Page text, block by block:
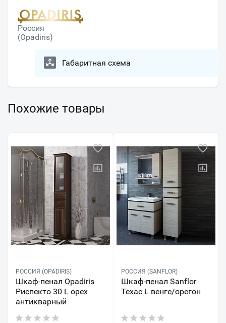
Россия
(Opadiris)
Габаритная схема
Похожие товары
РОССИЯ (OPADIRIS)
Шкаф-пенал Opadiris
Риспекто 30 L орех
антикварный
РОССИЯ (SANFLOR)
Шкаф-пенал Sanflor
Техас L венге/орегон